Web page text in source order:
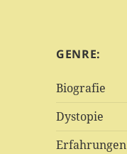
GENRE:
Biografie
Dystopie
Erfahrungen